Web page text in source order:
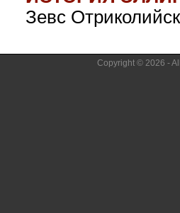
Зевс
Copyright © 2026 -